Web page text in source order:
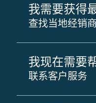
我需要获得
查找当地经销商
我现在需要
联系客户服务